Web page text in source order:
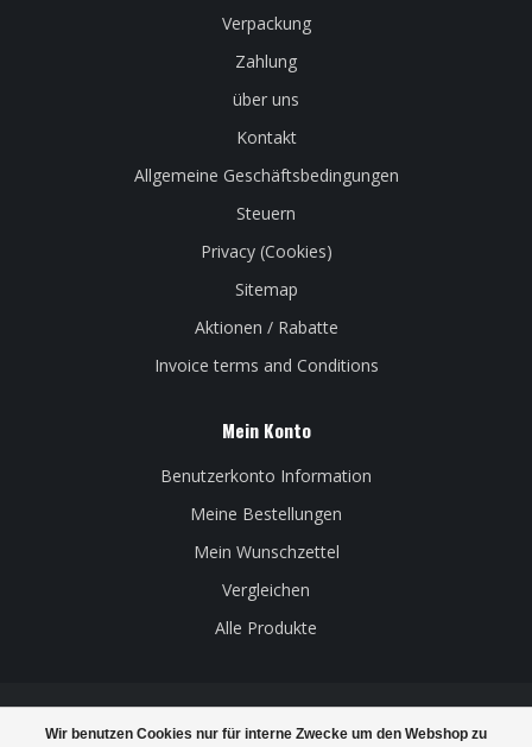
Wir benutzen Cookies nur für interne Zwecke um den Webshop zu
Verpackung
Zahlung
über uns
Kontakt
Allgemeine Geschäftsbedingungen
Steuern
Privacy (Cookies)
Sitemap
Aktionen / Rabatte
Invoice terms and Conditions
Mein Konto
Benutzerkonto Information
Meine Bestellungen
Mein Wunschzettel
Vergleichen
Alle Produkte